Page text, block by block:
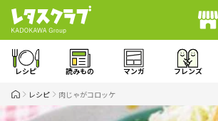
レシピ 読みもの マンガ フレンズ
レシピ 肉じゃがコロッケ